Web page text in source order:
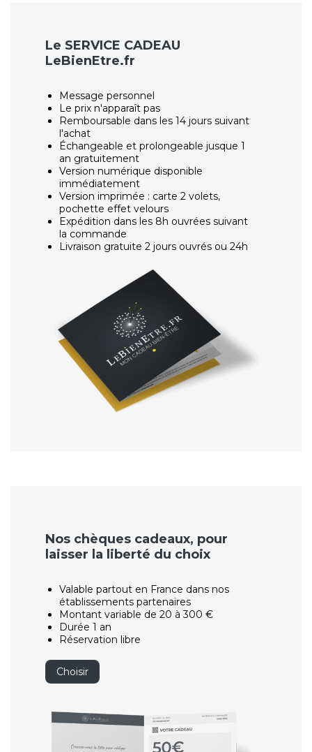
Le SERVICE CADEAU
LeBienEtre.fr
Message personnel
Le prix n'apparaît pas
Remboursable dans les 14 jours suivant
l'achat
Échangeable et prolongeable jusque 1
an gratuitement
Version numérique disponible
immédiatement
Version imprimée : carte 2 volets,
pochette effet velours
Expédition dans les 8h ouvrées suivant
la commande
Livraison gratuite 2 jours ouvrés ou 24h
Nos chèques cadeaux, pour
laisser la liberté du choix
Valable partout en France dans nos
établissements partenaires
Montant variable de 20 à 300 €
Durée 1 an
Réservation libre
Choisir